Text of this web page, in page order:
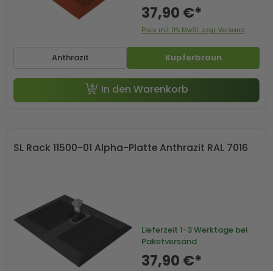
Anthrazit Kupferbraun
37,90 €*
Preis mit 0% MwSt. zzgl. Versand
In den Warenkorb
SL Rack 11500-01 Alpha-Platte Anthrazit RAL 7016
Lieferzeit 1-3 Werktage bei
Paketversand
37,90 €*